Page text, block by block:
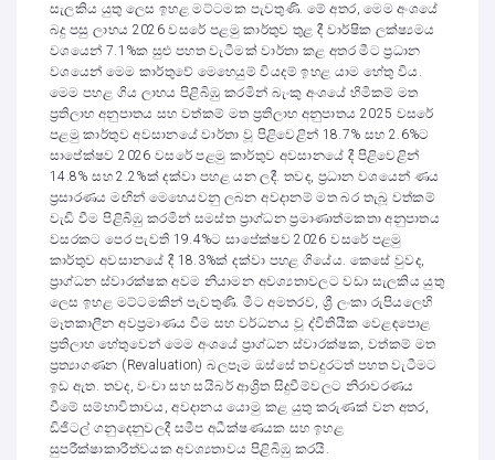
සැලකිය යුතු ලෙස ඉහළ මට්ටමක පැවතුණි. මේ අතර, මෙම අංශයේ
බදු පසු ලාභය 2026 වසරේ පළමු කාර්තුව තුළ දී වාර්ෂික ලක්ෂ්‍යමය
වශයෙන් 7.1%ක සුළු පහත වැටීමක් වාර්තා කළ අතර මීට ප්‍රධාන
වශයෙන් මෙම කාර්තුවේ මෙහෙයුම් වියදම් ඉහළ යාම හේතු විය.
මෙම පහළ ගිය ලාභය පිළිබිඹු කරමින් බැංකු අංශයේ හිමිකම් මත
ප්‍රතිලාභ අනුපාතය සහ වත්කම් මත ප්‍රතිලාභ අනුපාතය 2025 වසරේ
පළමු කාර්තුව අවසානයේ වාර්තා වූ පිළිවෙළින් 18.7% සහ 2.6%ට
සාපේක්ෂව 2026 වසරේ පළමු කාර්තුව අවසානයේ දී පිළිවෙළින්
14.8% සහ 2.2%ක් දක්වා පහළ යන ලදී. තවද, ප්‍රධාන වශයෙන් ණය
ප්‍රසාරණය මඟින් මෙහෙයවනු ලබන අවදානම් මත බර තැබූ වත්කම්
වැඩි වීම පිළිබිඹු කරමින් සමස්ත ප්‍රාග්ධන ප්‍රමාණාත්මකතා අනුපාතය
වසරකට පෙර පැවති 19.4%ට සාපේක්ෂව 2026 වසරේ පළමු
කාර්තුව අවසානයේ දී 18.3%ක් දක්වා පහළ ගියේය. කෙසේ වුවද,
ප්‍රාග්ධන ස්වාරක්ෂක අවම නියාමන අවශ්‍යතාවලට වඩා සැලකිය යුතු
ලෙස ඉහළ මට්ටමකින් පැවතුණි. මීට අමතරව, ශ්‍රී ලංකා රුපියලෙහි
මෑතකාලීන අවප්‍රමාණය වීම සහ වර්ධනය වූ ද්විතියීක වෙළඳපොළ
ප්‍රතිලාභ හේතුවෙන් මෙම අංශයේ ප්‍රාග්ධන ස්වාරක්ෂක, වත්කම් මත
ප්‍රත්‍යාගණන (Revaluation) බලපෑම ඔස්සේ තවදුරටත් පහත වැටීමට
ඉඩ ඇත. තවද, වංචා සහ සයිබර් ආශ්‍රිත සිදුවීම්වලට නිරාවරණය
වීමේ සම්භාවිතාවය, අවදානය යොමු කළ යුතු කරුණක් වන අතර,
ඩිජිටල් ගනුදෙනුවලදී සමීප අධීක්ෂණයක සහ ඉහළ
සුපරීක්ෂාකාරීත්වයක අවශ්‍යතාවය පිළිබිඹු කරයි.